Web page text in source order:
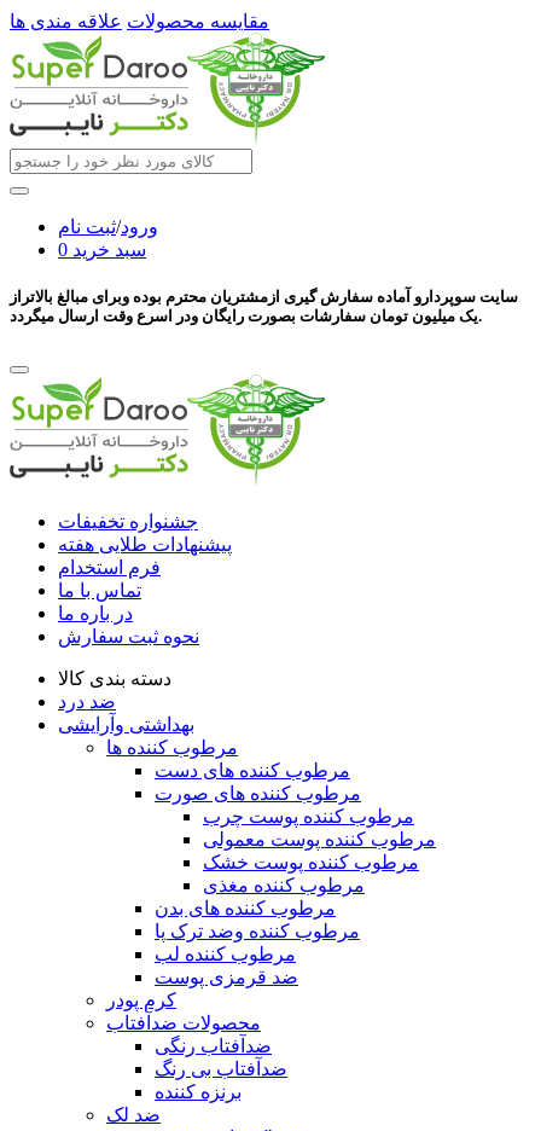
مقایسه محصولات علاقه مندی ها
ورود/ثبت نام
سبد خرید 0
سایت سوپردارو آماده سفارش گیری ازمشتریان محترم بوده وبرای مبالغ بالاتراز
یک میلیون تومان سفارشات بصورت رایگان ودر اسرع وقت ارسال میگردد.
جشنواره تخفیفات
پیشنهادات طلایی هفته
فرم استخدام
تماس با ما
در باره ما
نحوه ثبت سفارش
دسته بندی کالا
ضد درد
بهداشتی وآرایشی
مرطوب کننده ها
مرطوب کننده های دست
مرطوب کننده های صورت
مرطوب کننده پوست چرب
مرطوب کننده پوست معمولی
مرطوب کننده پوست خشک
مرطوب کننده مغذی
مرطوب کننده های بدن
مرطوب کننده وضد ترک پا
مرطوب کننده لب
ضد قرمزی پوست
کرم پودر
محصولات ضدآفتاب
ضدآفتاب رنگی
ضدآفتاب بی رنگ
برنزه کننده
ضد لک